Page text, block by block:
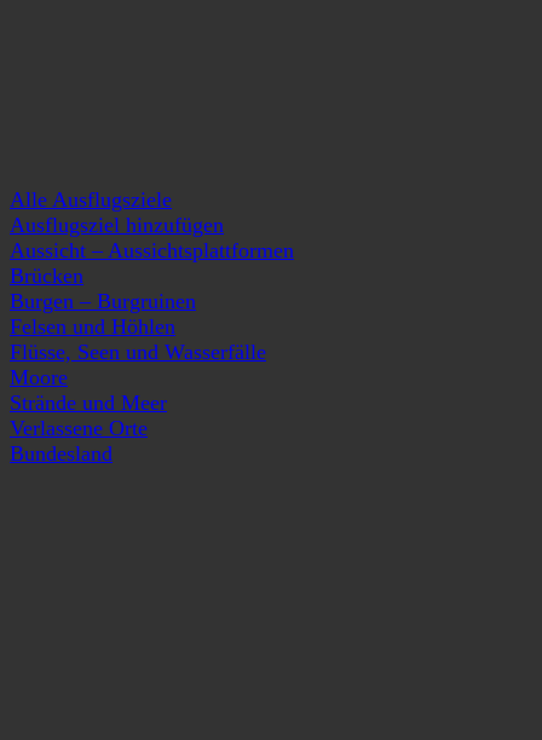
Alle Ausflugsziele
Ausflugsziel hinzufügen
Aussicht – Aussichtsplattformen
Brücken
Burgen – Burgruinen
Felsen und Höhlen
Flüsse, Seen und Wasserfälle
Moore
Strände und Meer
Verlassene Orte
Bundesland